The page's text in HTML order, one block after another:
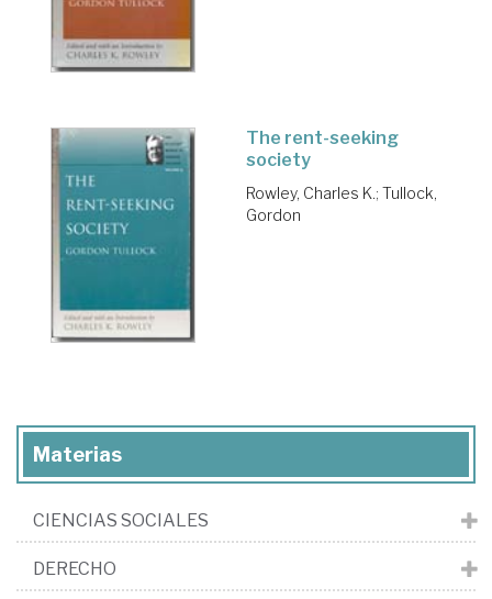
The rent-seeking
society
Rowley, Charles K.; Tullock,
Gordon
Materias
CIENCIAS SOCIALES
DERECHO